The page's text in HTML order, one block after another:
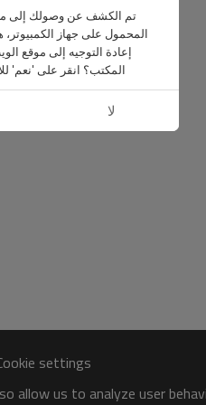
settings
allow us to analyze user
تم الكشف عن وصولك إلى
المحمول على جهاز
إعادة التوجيه إلى موقع
المكتب؟ انقر على 'نعم'
لا